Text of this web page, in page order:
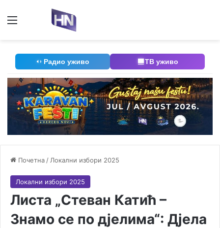
Радио уживо ТВ уживо
Почетна / Локални избори 2025
Локални избори 2025
Листа „Стеван Катић –
Знамо се по дјелима“: Дјела